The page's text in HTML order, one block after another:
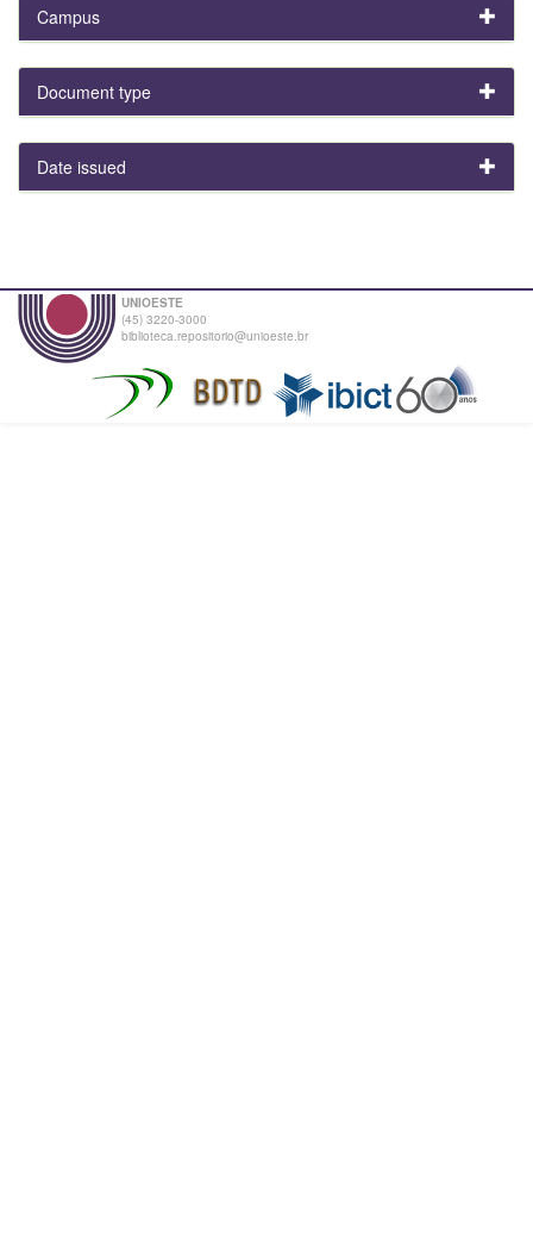
Campus
Document type
Date issued
UNIOESTE
(45) 3220-3000
biblioteca.repositorio@unioeste.br